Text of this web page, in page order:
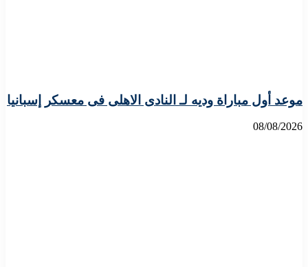
موعد أول مباراة وديه لـ النادى الاهلى فى معسكر إسبانيا
08/08/2026